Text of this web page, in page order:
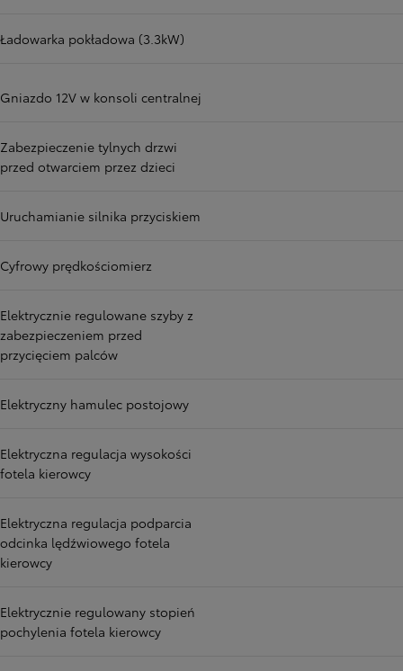
Ładowarka pokładowa (3.3kW)
Gniazdo 12V w konsoli centralnej
Zabezpieczenie tylnych drzwi
przed otwarciem przez dzieci
Uruchamianie silnika przyciskiem
Cyfrowy prędkościomierz
Elektrycznie regulowane szyby z
zabezpieczeniem przed
przycięciem palców
Elektryczny hamulec postojowy
Elektryczna regulacja wysokości
fotela kierowcy
Elektryczna regulacja podparcia
odcinka lędźwiowego fotela
kierowcy
Elektrycznie regulowany stopień
pochylenia fotela kierowcy